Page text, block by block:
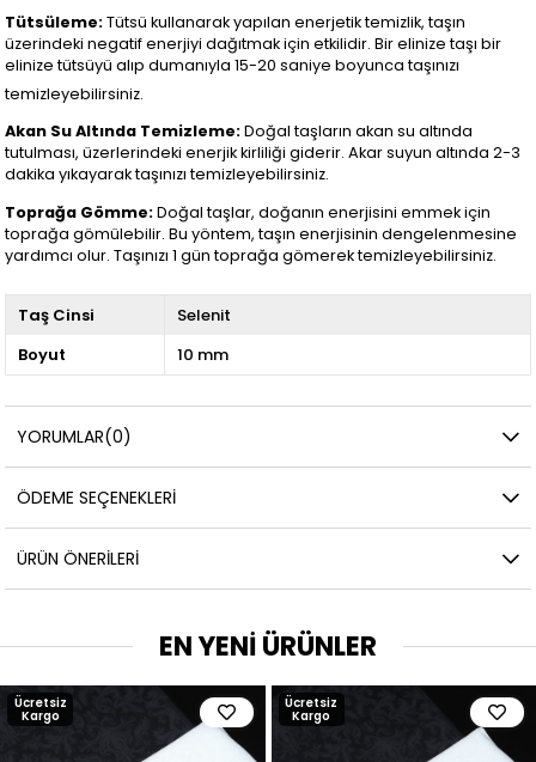
Tütsüleme:Tütsü kullanarak yapılan enerjetik temizlik, taşın
üzerindeki negatif enerjiyi dağıtmak için etkilidir. Bir elinize taşı bir
elinize tütsüyü alıp dumanıyla 15-20 saniye boyunca taşınızı
temizleyebilirsiniz.
Akan Su Altında Temizleme:Doğal taşların akan su altında
tutulması, üzerlerindeki enerjik kirliliği giderir. Akar suyun altında 2-3
dakika yıkayarak taşınızı temizleyebilirsiniz.
Toprağa Gömme:Doğal taşlar, doğanın enerjisini emmek için
toprağa gömülebilir. Bu yöntem, taşın enerjisinin dengelenmesine
yardımcı olur. Taşınızı 1 gün toprağa gömerek temizleyebilirsiniz.
Taş Cinsi
Selenit
Boyut
10 mm
YORUMLAR(0)
ÖDEME SEÇENEKLERI
ÜRÜN ÖNERILERI
EN YENİ ÜRÜNLER
Ücretsiz
Kargo
Ücretsiz
Kargo